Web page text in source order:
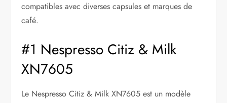
compatibles avec diverses capsules et marques de
café.
#1 Nespresso Citiz & Milk
XN7605
Le Nespresso Citiz & Milk XN7605 est un modèle